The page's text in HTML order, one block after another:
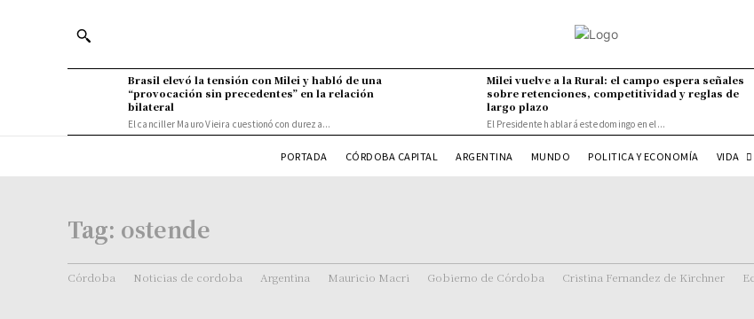
Brasil elevó la tensión con Milei y habló de una
“provocación sin precedentes” en la relación
bilateral
El canciller Mauro Vieira cuestionó con dureza...
Milei vuelve a la Rural: el campo espera señales
sobre retenciones, competitividad y reglas de
largo plazo
El Presidente hablará este domingo en el...
PORTADA CÓRDOBA CAPITAL ARGENTINA MUNDO POLITICA Y ECONOMÍA VIDA
Tag: ostende
Córdoba Noticias de cordoba Argentina Mauricio Macri Gobierno de Córdoba Cristina Fernandez de Kirchner